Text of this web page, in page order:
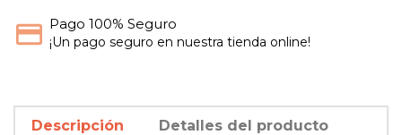
Pago 100% Seguro
¡Un pago seguro en nuestra tienda online!
Descripción Detalles del producto